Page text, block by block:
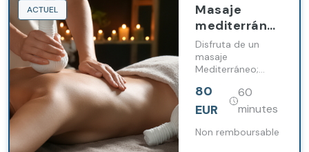
ACTUEL
Masaje
mediterráneo
con
degustación
de smoothies
Disfruta de un
masaje
Mediterráneo;
vigoroso y
tonificante,
función de sus
80
EUR
60
minutes
Non remboursable